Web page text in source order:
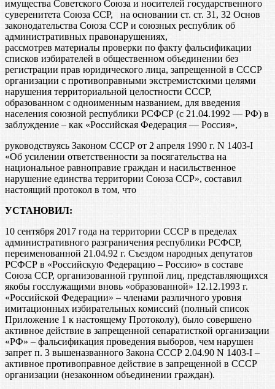
имущества Советского Союза и носителей государственного
суверенитета Союза ССР, на основании ст. ст. 31, 32 Основ
законодательства Союза ССР и союзных республик об
административных правонарушениях,
рассмотрев материалы проверки по факту фальсификации
списков избирателей в общественном объединении без
регистрации прав юридического лица, запрещенной в СССР
организации с противоправными экстремистскими целями
нарушения территориальной целостности СССР,
образованном с одноименным названием, для введения
населения союзной республики РСФСР (с 21.04.1992 — РФ) в
заблуждение – как «Российская Федерация — Россия»,
руководствуясь Законом СССР от 2 апреля 1990 г. N 1403-I
«Об усилении ответственности за посягательства на
национальное равноправие граждан и насильственное
нарушение единства территории Союза ССР», составил
настоящий протокол в том, что
УСТАНОВИЛ:
10 сентября 2017 года на территории СССР в пределах
административного разграничения республики РСФСР,
переименованной 21.04.92 г. Съездом народных депутатов
РСФСР в «Российскую Федерацию – Россию» в составе
Союза ССР, организованной группой лиц, представляющихся
якобы госслужащими вновь «образованной» 12.12.1993 г.
«Российской Федерации» – членами различного уровня
имитационных избирательных комиссий (полный список
Приложение 1 к настоящему Протоколу), было совершено
активное действие в запрещенной сепаратисткой организации
«РФ» – фальсификация проведения выборов, чем нарушен
запрет п. 3 вышеназванного Закона СССР 2.04.90 N 1403-I –
активное противоправное действие в запрещенной в СССР
организации (незаконном объединении граждан).